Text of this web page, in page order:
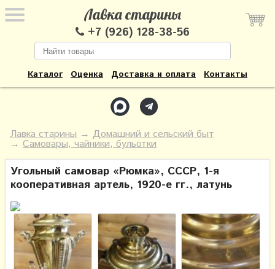
Лавка старины
+7 (926) 128-38-56
Каталог Оценка Доставка и оплата Контакты
Лавка старины → Домашний и сельский быт
→ Самовары, чайники, бульотки
Угольный самовар «Рюмка», СССР, 1-я
кооперативная артель, 1920-е гг., латунь